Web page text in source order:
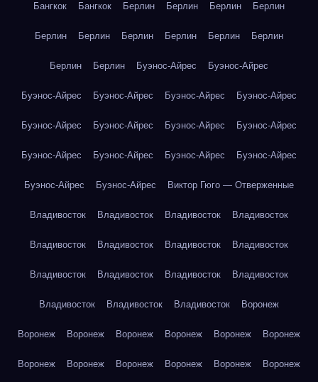
Бангкок Бангкок Берлин Берлин Берлин Берлин
Берлин Берлин Берлин Берлин Берлин Берлин
Берлин Берлин Буэнос-Айрес Буэнос-Айрес
Буэнос-Айрес Буэнос-Айрес Буэнос-Айрес Буэнос-Айрес
Буэнос-Айрес Буэнос-Айрес Буэнос-Айрес Буэнос-Айрес
Буэнос-Айрес Буэнос-Айрес Буэнос-Айрес Буэнос-Айрес
Буэнос-Айрес Буэнос-Айрес Виктор Гюго — Отверженные
Владивосток Владивосток Владивосток Владивосток
Владивосток Владивосток Владивосток Владивосток
Владивосток Владивосток Владивосток Владивосток
Владивосток Владивосток Владивосток Воронеж
Воронеж Воронеж Воронеж Воронеж Воронеж Воронеж
Воронеж Воронеж Воронеж Воронеж Воронеж Воронеж